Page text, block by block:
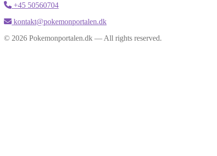
+45 50560704
kontakt@pokemonportalen.dk
© 2026 Pokemonportalen.dk — All rights reserved.